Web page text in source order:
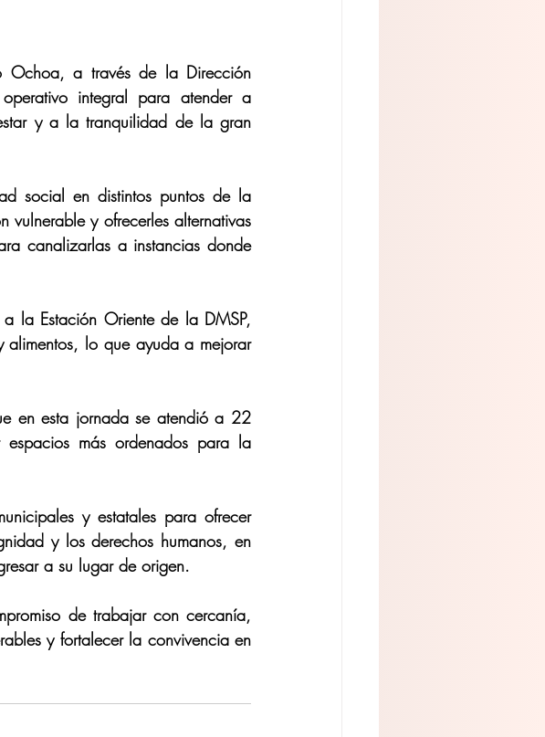
Ochoa, a través de la Dirección
integral para atender a
y a la tranquilidad de la gran
social en distintos puntos de la
y ofrecerles alternativas
canalizarlas a instancias donde
la Estación Oriente de la DMSP,
lo que ayuda a mejorar
en esta jornada se atendió a 22
más ordenados para la
y estatales para ofrecer
y los derechos humanos, en
a su lugar de origen.
de trabajar con cercanía,
y fortalecer la convivencia en